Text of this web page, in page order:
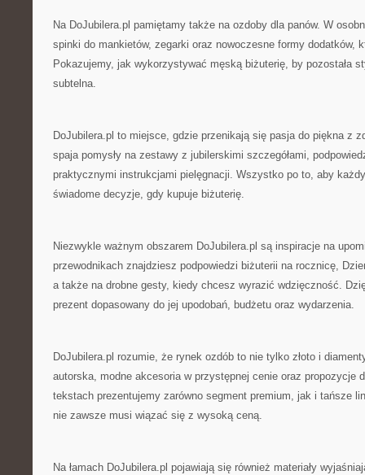
Na DoJubilera.pl pamiętamy także na ozdoby dla panów. W
spinki do mankietów, zegarki oraz nowoczesne formy dodatków,
Pokazujemy, jak wykorzystywać męską biżuterię, by pozostała
subtelna.
DoJubilera.pl to miejsce, gdzie przenikają się pasja do piękna z
spaja pomysły na zestawy z jubilerskimi szczegółami,
praktycznymi instrukcjami pielęgnacji. Wszystko po to, aby
świadome decyzje, gdy kupuje biżuterię.
Niezwykle ważnym obszarem DoJubilera.pl są inspiracje na
przewodnikach znajdziesz podpowiedzi biżuterii na rocznicę,
a także na drobne gesty, kiedy chcesz wyrazić wdzięczność.
prezent dopasowany do jej upodobań, budżetu oraz wydarzenia.
DoJubilera.pl rozumie, że rynek ozdób to nie tylko złoto i
autorska, modne akcesoria w przystępnej cenie oraz propozycje
tekstach prezentujemy zarówno segment premium, jak i tańsze
nie zawsze musi wiązać się z wysoką ceną.
Na łamach DoJubilera.pl pojawiają się również materiały